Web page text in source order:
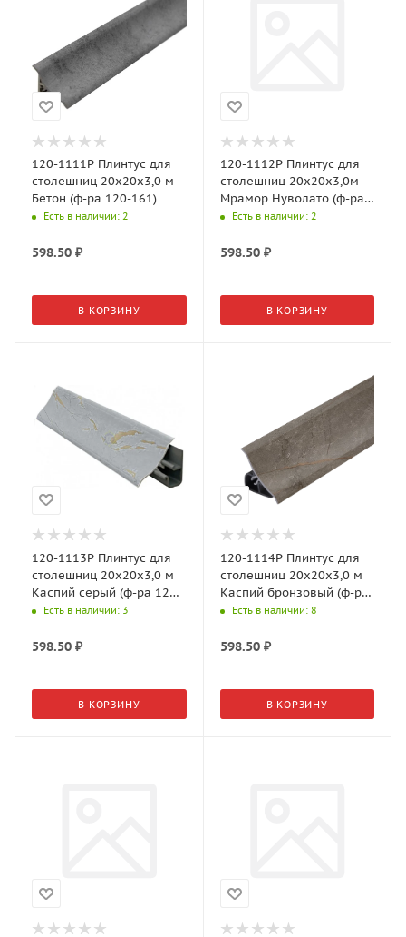
120-1111P Плинтус для
столешниц 20х20х3,0 м
Бетон (ф-ра 120-161)
Есть в наличии: 2
598.50 ₽
В КОРЗИНУ
120-1112Р Плинтус для
столешниц 20х20х3,0м
Мрамор Нуволато (ф-ра
120-1511)
Есть в наличии: 2
598.50₽
В КОРЗИНУ
120-1113P Плинтус для
столешниц 20х20х3,0 м
Каспий серый (ф-ра 120-
153, 33-077)
Есть в наличии: 3
598.50 ₽
В КОРЗИНУ
120-1114P Плинтус для
столешниц 20х20х3,0 м
Каспий бронзовый (ф-ра
33-161)
Есть в наличии: 8
598.50₽
В КОРЗИНУ